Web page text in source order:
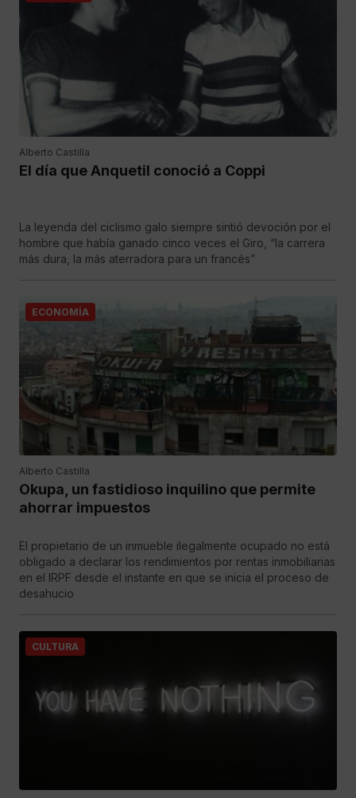
Alberto Castilla
El día que Anquetil conoció a Coppi
La leyenda del ciclismo galo siempre sintió devoción por el
hombre que había ganado cinco veces el Giro, “la carrera
más dura, la más aterradora para un francés”
ECONOMÍA
Alberto Castilla
Okupa, un fastidioso inquilino que permite
ahorrar impuestos
El propietario de un inmueble ilegalmente ocupado no está
obligado a declarar los rendimientos por rentas inmobiliarias
en el IRPF desde el instante en que se inicia el proceso de
desahucio
CULTURA